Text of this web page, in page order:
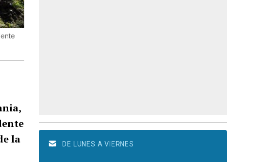
la
DE LUNES A VIERNES